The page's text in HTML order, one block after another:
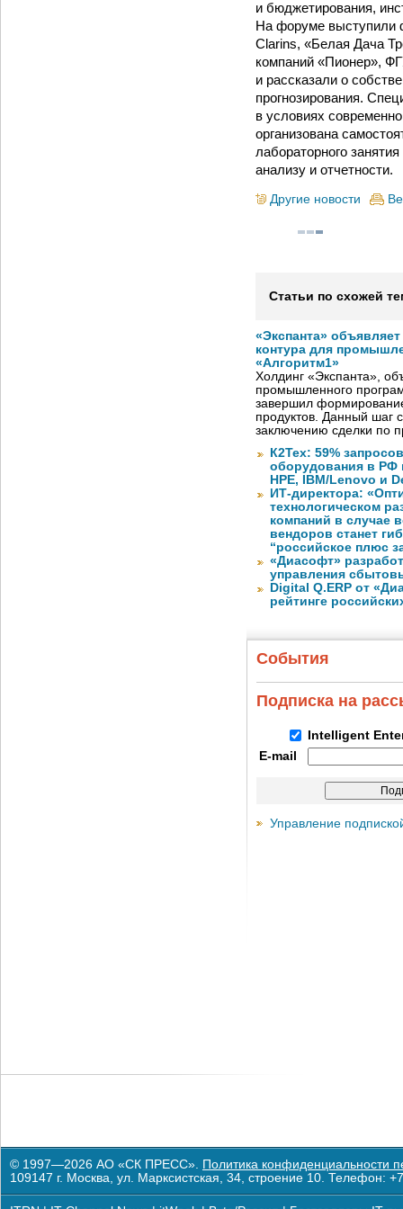
и бюджетирования,
На форуме выступили
Clarins, «Белая Дача
компаний «Пионер»,
и рассказали о
прогнозирования.
в условиях
организована
лабораторного
анализу и отчетности.
Другие новости
Статьи по схожей
«Экспанта»
контура для
«Алгоритм1»
Холдинг «Экспанта»,
промышленного
завершил
продуктов. Данный шаг
заключению сделки по
К2Тех: 59%
оборудования в РФ
HPE, IBM/Lenovo и
ИТ-директора:
технологическом
компаний в случае
вендоров станет
“российское плюс
«Диасофт»
управления
Digital Q.ERP от
рейтинге
События
Подписка на
Intelligent
E-mail
Управление
© 1997—2026 АО «СК ПРЕСС». Политика конфиденциальности
109147 г. Москва, ул. Марксистская, 34, строение 10. Телефон: